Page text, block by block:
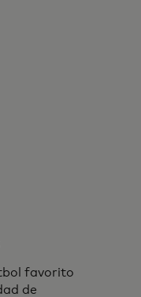
favorito
de